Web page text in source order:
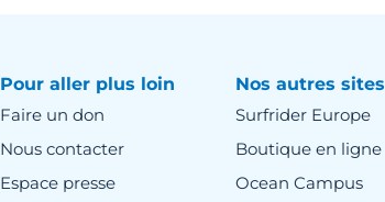
Pour aller plus loin
Faire un don
Nous contacter
Espace presse
Nos autres sites
Surfrider Europe
Boutique en ligne
Ocean Campus